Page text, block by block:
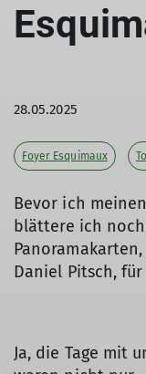
28.05.2025
Foyer Esquimaux
Bevor ich
blättere ich
Daniel Pitsch,
Ja, die Tage mit